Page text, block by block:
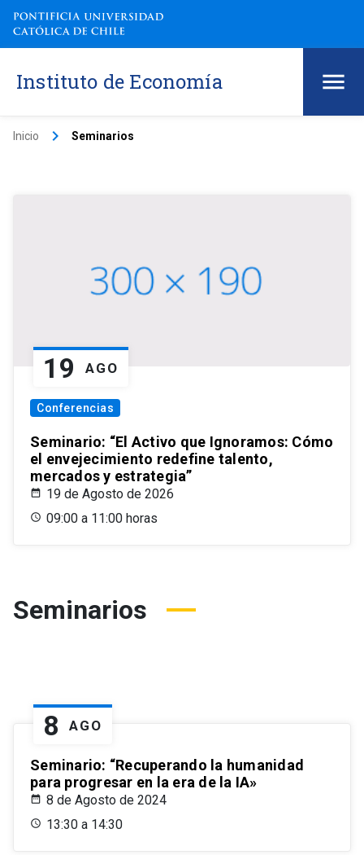
Instituto de Economía
Inicio keyboard_arrow_right Seminarios
19 AGO
Conferencias
Seminario: “El Activo que Ignoramos: Cómo
el envejecimiento redefine talento,
mercados y estrategia”
19 de Agosto de 2026
09:00 a 11:00 horas
Seminarios
8 AGO
Seminario: “Recuperando la humanidad
para progresar en la era de la IA»
8 de Agosto de 2024
13:30 a 14:30